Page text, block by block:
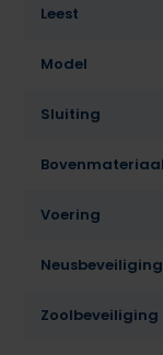
Leest
Model
Sluiting
Bovenmateriaal
Voering
Neusbeveiliging
Zoolbeveiliging